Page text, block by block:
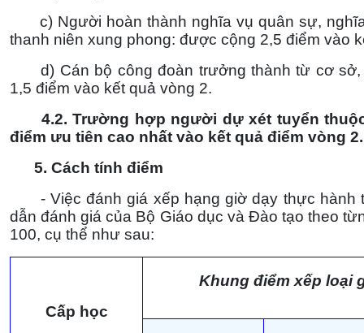
c) Người hoàn thành nghĩa vụ quân sự,
thanh niên xung phong: được cộng 2,5 điểm vào
d) Cán bộ công đoàn trưởng thành từ cơ sở,
1,5 điểm vào kết quả vòng 2.
4.2. Trường hợp người dự xét tuyển
điểm ưu tiên cao nhất vào kết quả điểm vòng 2.
5. Cách tính điểm
- Việc đánh giá xếp hạng giờ dạy thực hành
dẫn đánh giá của Bộ Giáo dục và Đào tạo theo
100, cụ thể như sau:
Cấp học
Khung điểm xếp loại